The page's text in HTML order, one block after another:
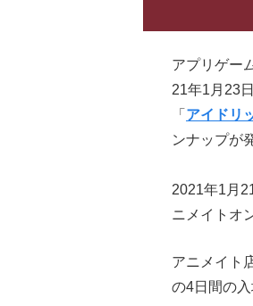
アプリゲー
21年1月23
「 アイドリ
ンナップが
2021年1月
ニメイトオ
アニメイト
の4日間の入